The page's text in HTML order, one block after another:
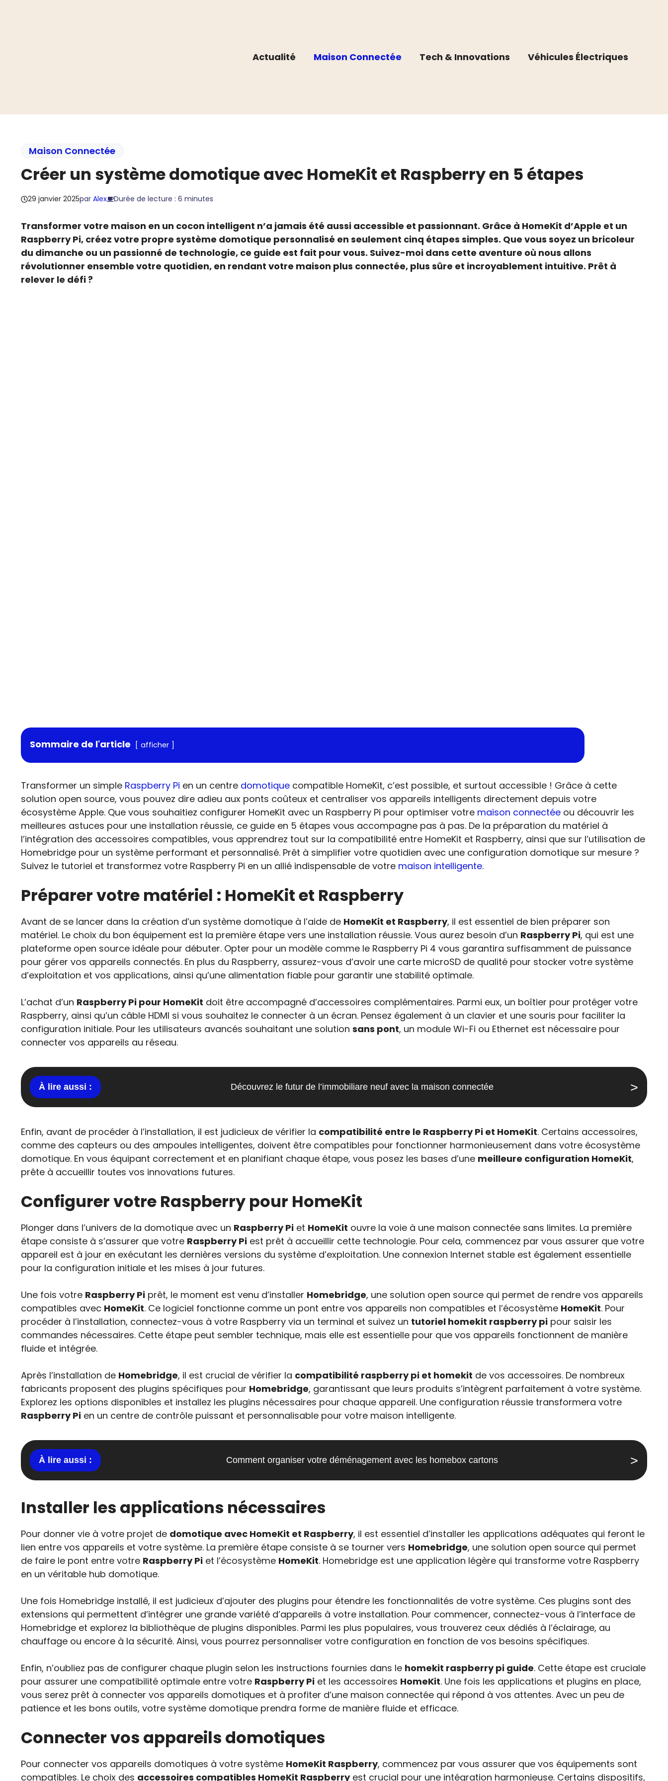
Actualité
Maison Connectée Tech & Innovations Véhicules Électriques
Maison Connectée
Créer un système domotique avec HomeKit et Raspberry en 5 étapes
29 janvier 2025par Alex Durée de lecture : 6 minutes
Transformer votre maison en un cocon intelligent n’a jamais été aussi accessible et passionnant. Grâce à HomeKit d’Apple et un
Raspberry Pi, créez votre propre système domotique personnalisé en seulement cinq étapes simples. Que vous soyez un bricoleur
du dimanche ou un passionné de technologie, ce guide est fait pour vous. Suivez-moi dans cette aventure où nous allons
révolutionner ensemble votre quotidien, en rendant votre maison plus connectée, plus sûre et incroyablement intuitive. Prêt à
relever le défi ?
Sommaire de l'article afficher
Transformer un simple Raspberry Pi en un centre domotique compatible HomeKit, c’est possible, et surtout accessible ! Grâce à cette
solution open source, vous pouvez dire adieu aux ponts coûteux et centraliser vos appareils intelligents directement depuis votre
écosystème Apple. Que vous souhaitiez configurer HomeKit avec un Raspberry Pi pour optimiser votre maison connectée ou découvrir les
meilleures astuces pour une installation réussie, ce guide en 5 étapes vous accompagne pas à pas. De la préparation du matériel à
l’intégration des accessoires compatibles, vous apprendrez tout sur la compatibilité entre HomeKit et Raspberry, ainsi que sur l’utilisation de
Homebridge pour un système performant et personnalisé. Prêt à simplifier votre quotidien avec une configuration domotique sur mesure ?
Suivez le tutoriel et transformez votre Raspberry Pi en un allié indispensable de votre maison intelligente.
Préparer votre matériel : HomeKit et Raspberry
Avant de se lancer dans la création d’un système domotique à l’aide de HomeKit et Raspberry, il est essentiel de bien préparer son
matériel. Le choix du bon équipement est la première étape vers une installation réussie. Vous aurez besoin d’un Raspberry Pi, qui est une
plateforme open source idéale pour débuter. Opter pour un modèle comme le Raspberry Pi 4 vous garantira suffisamment de puissance
pour gérer vos appareils connectés. En plus du Raspberry, assurez-vous d’avoir une carte microSD de qualité pour stocker votre système
d’exploitation et vos applications, ainsi qu’une alimentation fiable pour garantir une stabilité optimale.
L’achat d’un Raspberry Pi pour HomeKit doit être accompagné d’accessoires complémentaires. Parmi eux, un boîtier pour protéger votre
Raspberry, ainsi qu’un câble HDMI si vous souhaitez le connecter à un écran. Pensez également à un clavier et une souris pour faciliter la
configuration initiale. Pour les utilisateurs avancés souhaitant une solution sans pont, un module Wi-Fi ou Ethernet est nécessaire pour
connecter vos appareils au réseau.
Découvrez le futur de l’immobiliare neuf avec la maison connectée
Enfin, avant de procéder à l’installation, il est judicieux de vérifier la compatibilité entre le Raspberry Pi et HomeKit. Certains accessoires,
comme des capteurs ou des ampoules intelligentes, doivent être compatibles pour fonctionner harmonieusement dans votre écosystème
domotique. En vous équipant correctement et en planifiant chaque étape, vous posez les bases d’une meilleure configuration HomeKit,
prête à accueillir toutes vos innovations futures.
Configurer votre Raspberry pour HomeKit
Plonger dans l’univers de la domotique avec un Raspberry Pi et HomeKit ouvre la voie à une maison connectée sans limites. La première
étape consiste à s’assurer que votre Raspberry Pi est prêt à accueillir cette technologie. Pour cela, commencez par vous assurer que votre
appareil est à jour en exécutant les dernières versions du système d’exploitation. Une connexion Internet stable est également essentielle
pour la configuration initiale et les mises à jour futures.
Une fois votre Raspberry Pi prêt, le moment est venu d’installer Homebridge, une solution open source qui permet de rendre vos appareils
compatibles avec HomeKit. Ce logiciel fonctionne comme un pont entre vos appareils non compatibles et l’écosystème HomeKit. Pour
procéder à l’installation, connectez-vous à votre Raspberry via un terminal et suivez un tutoriel homekit raspberry pi pour saisir les
commandes nécessaires. Cette étape peut sembler technique, mais elle est essentielle pour que vos appareils fonctionnent de manière
fluide et intégrée.
Après l’installation de Homebridge, il est crucial de vérifier la compatibilité raspberry pi et homekit de vos accessoires. De nombreux
fabricants proposent des plugins spécifiques pour Homebridge, garantissant que leurs produits s’intègrent parfaitement à votre système.
Explorez les options disponibles et installez les plugins nécessaires pour chaque appareil. Une configuration réussie transformera votre
Raspberry Pi en un centre de contrôle puissant et personnalisable pour votre maison intelligente.
Comment organiser votre déménagement avec les homebox cartons
Installer les applications nécessaires
Pour donner vie à votre projet de domotique avec HomeKit et Raspberry, il est essentiel d’installer les applications adéquates qui feront le
lien entre vos appareils et votre système. La première étape consiste à se tourner vers Homebridge, une solution open source qui permet
de faire le pont entre votre Raspberry Pi et l’écosystème HomeKit. Homebridge est une application légère qui transforme votre Raspberry
en un véritable hub domotique.
Une fois Homebridge installé, il est judicieux d’ajouter des plugins pour étendre les fonctionnalités de votre système. Ces plugins sont des
extensions qui permettent d’intégrer une grande variété d’appareils à votre installation. Pour commencer, connectez-vous à l’interface de
Homebridge et explorez la bibliothèque de plugins disponibles. Parmi les plus populaires, vous trouverez ceux dédiés à l’éclairage, au
chauffage ou encore à la sécurité. Ainsi, vous pourrez personnaliser votre configuration en fonction de vos besoins spécifiques.
Enfin, n’oubliez pas de configurer chaque plugin selon les instructions fournies dans le homekit raspberry pi guide. Cette étape est cruciale
pour assurer une compatibilité optimale entre votre Raspberry Pi et les accessoires HomeKit. Une fois les applications et plugins en place,
vous serez prêt à connecter vos appareils domotiques et à profiter d’une maison connectée qui répond à vos attentes. Avec un peu de
patience et les bons outils, votre système domotique prendra forme de manière fluide et efficace.
Connecter vos appareils domotiques
Pour connecter vos appareils domotiques à votre système HomeKit Raspberry, commencez par vous assurer que vos équipements sont
compatibles. Le choix des accessoires compatibles HomeKit Raspberryest crucial pour une intégration harmonieuse. Certains dispositifs,